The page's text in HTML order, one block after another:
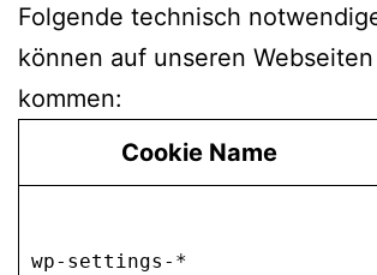
Folgende technisch
können auf unseren
kommen:
Cookie Name
wp-settings-*